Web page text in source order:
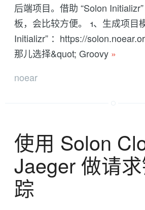
后端项目。借助 “Solon
板，会比较方便。 1、生成项目
Initializr” ：https://
那儿选择&quot; Groovy »
noear
使用 Solon
Jaeger 做请
踪